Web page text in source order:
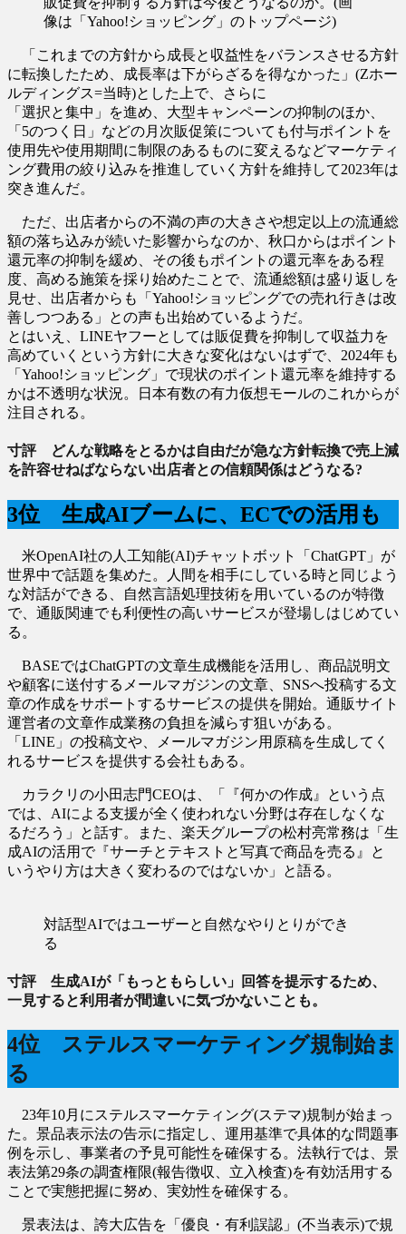
像は「Yahoo!ショッピング」のトップページ)
「これまでの方針から成長と収益性をバランスさせる方針
に転換したため、成長率は下がらざるを得なかった」(Zホー
ルディングス=当時)とした上で、さらに
「選択と集中」を進め、大型キャンペーンの抑制のほか、
「5のつく日」などの月次販促策についても付与ポイントを
使用先や使用期間に制限のあるものに変えるなどマーケティ
ング費用の絞り込みを推進していく方針を維持して2023年は
突き進んだ。
ただ、出店者からの不満の声の大きさや想定以上の流通総
額の落ち込みが続いた影響からなのか、秋口からはポイント
還元率の抑制を緩め、その後もポイントの還元率をある程
度、高める施策を採り始めたことで、流通総額は盛り返しを
見せ、出店者からも「Yahoo!ショッピングでの売れ行きは改
善しつつある」との声も出始めているようだ。
とはいえ、LINEヤフーとしては販促費を抑制して収益力を
高めていくという方針に大きな変化はないはずで、2024年も
「Yahoo!ショッピング」で現状のポイント還元率を維持する
かは不透明な状況。日本有数の有力仮想モールのこれからが
注目される。
寸評 どんな戦略をとるかは自由だが急な方針転換で売上減
を許容せねばならない出店者との信頼関係はどうなる?
3位 生成AIブームに、ECでの活用も
米OpenAI社の人工知能(AI)チャットボット「ChatGPT」が
世界中で話題を集めた。人間を相手にしている時と同じよう
な対話ができる、自然言語処理技術を用いているのが特徴
で、通販関連でも利便性の高いサービスが登場しはじめてい
る。
BASEではChatGPTの文章生成機能を活用し、商品説明文
や顧客に送付するメールマガジンの文章、SNSへ投稿する文
章の作成をサポートするサービスの提供を開始。通販サイト
運営者の文章作成業務の負担を減らす狙いがある。
「LINE」の投稿文や、メールマガジン用原稿を生成してく
れるサービスを提供する会社もある。
カラクリの小田志門CEOは、「『何かの作成』という点
では、AIによる支援が全く使われない分野は存在しなくな
るだろう」と話す。また、楽天グループの松村亮常務は「生
成AIの活用で『サーチとテキストと写真で商品を売る』と
いうやり方は大きく変わるのではないか」と語る。
対話型AIではユーザーと自然なやりとりができ
る
寸評 生成AIが「もっともらしい」回答を提示するため、
一見すると利用者が間違いに気づかないことも。
4位 ステルスマーケティング規制始ま
る
23年10月にステルスマーケティング(ステマ)規制が始まっ
た。景品表示法の告示に指定し、運用基準で具体的な問題事
例を示し、事業者の予見可能性を確保する。法執行では、景
表法第29条の調査権限(報告徴収、立入検査)を有効活用する
ことで実態把握に努め、実効性を確保する。
景表法は、誇大広告を「優良・有利誤認」(不当表示)で規